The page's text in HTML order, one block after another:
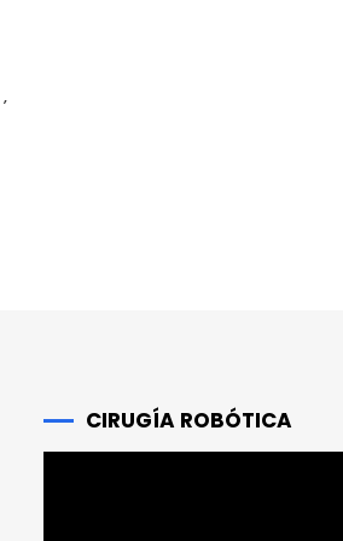
,
CIRUGÍA ROBÓTICA